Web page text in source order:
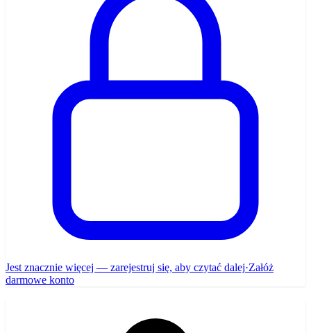
Jest znacznie więcej — zarejestruj się, aby czytać dalej·Załóż
darmowe konto